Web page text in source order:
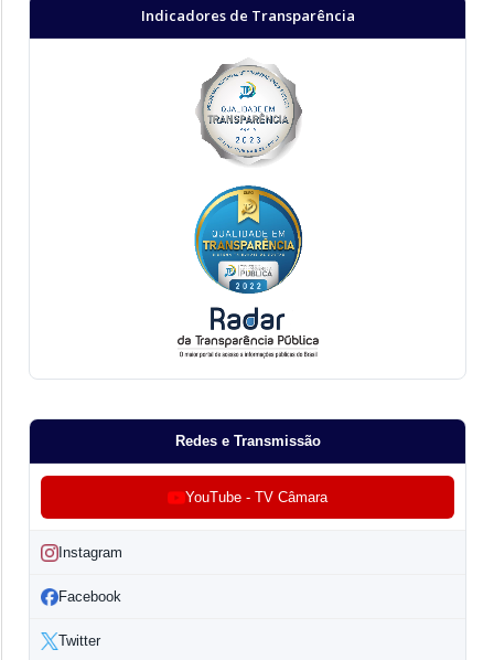
Indicadores de Transparência
Redes e Transmissão
YouTube - TV Câmara
Instagram
Facebook
Twitter